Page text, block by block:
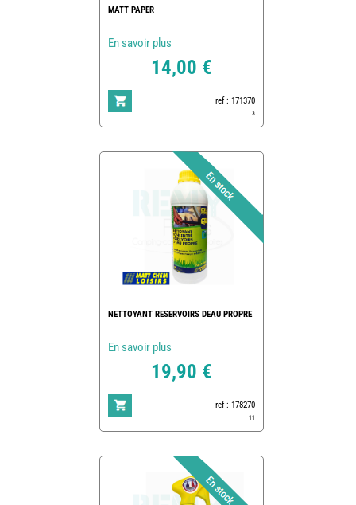
MATT PAPER
En savoir plus
14,00 €
ref : 171370
3
NETTOYANT RESERVOIRS DEAU PROPRE
En savoir plus
19,90 €
ref : 178270
11